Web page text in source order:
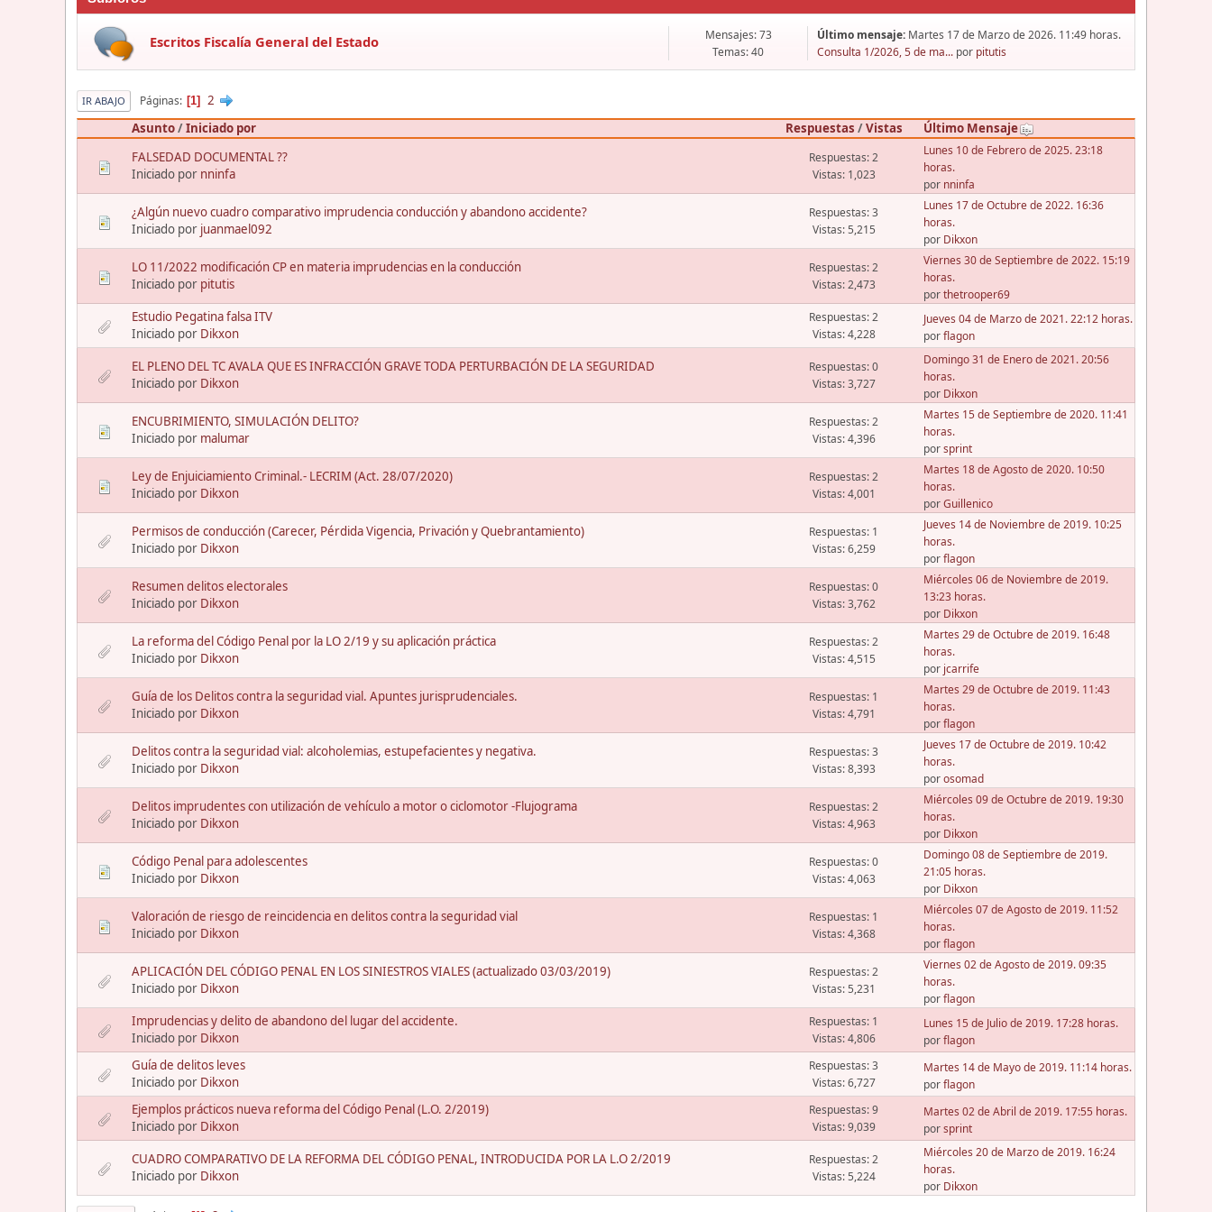
Escritos Fiscalía General del Estado
Mensajes: 73
Temas: 40
Último mensaje: Martes 17 de Marzo de 2026. 11:49 horas.
Consulta 1/2026, 5 de ma... por pitutis
IR ABAJO Páginas 1
2
Asunto/Iniciado por Respuestas /Vistas
Último Mensaje
FALSEDAD DOCUMENTAL ??
Iniciado por nninfa
Respuestas: 2
Vistas: 1,023
Lunes 10 de Febrero de 2025. 23:18
horas.
por nninfa
¿Algún nuevo cuadro comparativo imprudencia conducción y abandono accidente?
Iniciado por juanmael092
Respuestas: 3
Vistas: 5,215
Lunes 17 de Octubre de 2022. 16:36
horas.
por Dikxon
LO 11/2022 modificación CP en materia imprudencias en la conducción
Iniciado por pitutis
Respuestas: 2
Vistas: 2,473
Viernes 30 de Septiembre de 2022. 15:19
horas.
porthetrooper69
Estudio Pegatina falsa ITV
Iniciado por Dikxon
Respuestas: 2
Vistas: 4,228
Jueves 04 de Marzo de 2021. 22:12 horas.
porflagon
EL PLENO DEL TC AVALA QUE ES INFRACCIÓN GRAVE TODA PERTURBACIÓN DE LA SEGURIDAD
Iniciado por Dikxon
Respuestas: 0
Vistas: 3,727
Domingo 31 de Enero de 2021. 20:56
horas.
por Dikxon
ENCUBRIMIENTO, SIMULACIÓN DELITO?
Iniciado por malumar
Respuestas: 2
Vistas: 4,396
Martes 15 de Septiembre de 2020. 11:41
horas.
porsprint
Ley de Enjuiciamiento Criminal.- LECRIM (Act. 28/07/2020)
Iniciado por Dikxon
Respuestas: 2
Vistas: 4,001
Martes 18 de Agosto de 2020. 10:50
horas.
porGuillenico
Permisos de conducción (Carecer, Pérdida Vigencia, Privación y Quebrantamiento)
Iniciado por Dikxon
Respuestas: 1
Vistas: 6,259
Jueves 14 de Noviembre de 2019. 10:25
horas.
porflagon
Resumen delitos electorales
Iniciado por Dikxon
Respuestas: 0
Vistas: 3,762
Miércoles 06 de Noviembre de 2019.
13:23 horas.
por Dikxon
La reforma del Código Penal por la LO 2/19 y su aplicación práctica
Iniciado por Dikxon
Respuestas: 2
Vistas: 4,515
Martes 29 de Octubre de 2019. 16:48
horas.
por jcarrife
Guía de los Delitos contra la seguridad vial. Apuntes jurisprudenciales.
Iniciado por Dikxon
Respuestas: 1
Vistas: 4,791
Martes 29 de Octubre de 2019. 11:43
horas.
porflagon
Delitos contra la seguridad vial: alcoholemias, estupefacientes y negativa.
Iniciado por Dikxon
Respuestas: 3
Vistas: 8,393
Jueves 17 de Octubre de 2019. 10:42
horas.
porosomad
Delitos imprudentes con utilización de vehículo a motor o ciclomotor -Flujograma
Iniciado por Dikxon
Respuestas: 2
Vistas: 4,963
Miércoles 09 de Octubre de 2019. 19:30
horas.
por Dikxon
Código Penal para adolescentes
Iniciado por Dikxon
Respuestas: 0
Vistas: 4,063
Domingo 08 de Septiembre de 2019.
21:05 horas.
por Dikxon
Valoración de riesgo de reincidencia en delitos contra la seguridad vial
Iniciado por Dikxon
Respuestas: 1
Vistas: 4,368
Miércoles 07 de Agosto de 2019. 11:52
horas.
porflagon
APLICACIÓN DEL CÓDIGO PENAL EN LOS SINIESTROS VIALES (actualizado 03/03/2019)
Iniciado por Dikxon
Respuestas: 2
Vistas: 5,231
Viernes 02 de Agosto de 2019. 09:35
horas.
porflagon
Imprudencias y delito de abandono del lugar del accidente.
Iniciado por Dikxon
Respuestas: 1
Vistas: 4,806
Lunes 15 de Julio de 2019. 17:28 horas.
porflagon
Guía de delitos leves
Iniciado por Dikxon
Respuestas: 3
Vistas: 6,727
Martes 14 de Mayo de 2019. 11:14 horas.
porflagon
Ejemplos prácticos nueva reforma del Código Penal (L.O. 2/2019)
Iniciado por Dikxon
Respuestas: 9
Vistas: 9,039
Martes 02 de Abril de 2019. 17:55 horas.
porsprint
CUADRO COMPARATIVO DE LA REFORMA DEL CÓDIGO PENAL, INTRODUCIDA POR LA L.O 2/2019
Iniciado por Dikxon
Respuestas: 2
Vistas: 5,224
Miércoles 20 de Marzo de 2019. 16:24
horas.
por Dikxon